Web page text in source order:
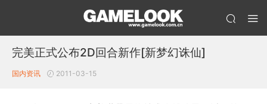
完美正式公布2D回合新作[新梦幻诛仙]
国内资讯 2011-03-15